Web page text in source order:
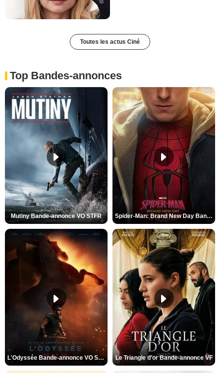
Toutes les actus Ciné
Top Bandes-annonces
Mutiny Bande-annonce VO STFR Spider-Man: Brand New Day Bande-annonce VO STFR
L'Odyssée Bande-annonce VO STFR Le Triangle d'or Bande-annonce VF